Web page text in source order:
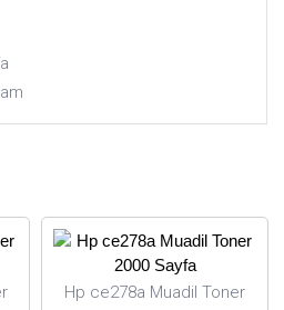
Hp ce278a Muadil Toner